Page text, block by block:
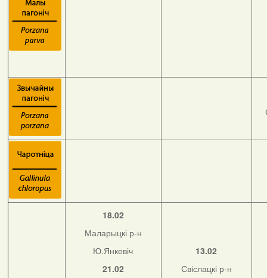
18.02
Маларыцкі р-н
Ю.Янкевіч
21.02
13.02
Свіслацкі р-н